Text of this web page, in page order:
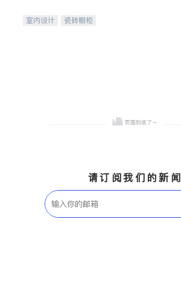
室内设计
瓷砖橱柜
请订阅我们的新闻